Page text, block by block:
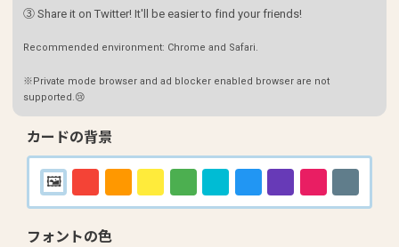
③ Share it on Twitter! It'll be easier to find your friends!
Recommended environment: Chrome and Safari.
※Private mode browser and ad blocker enabled browser are not
supported.😢
カードの背景
フォントの色